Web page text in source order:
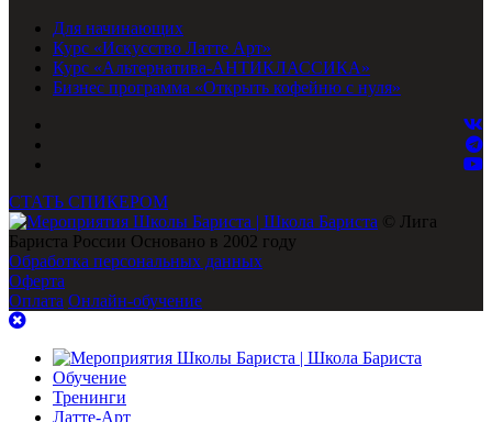
Для начинающих
Курс «Искусство Латте Арт»
Курс «Альтернатива-АНТИКЛАССИКА»
Бизнес программа «Открыть кофейню с нуля»
СТАТЬ СПИКЕРОМ
© Лига
Бариста России Основано в 2002 году
Обработка персональных данных
Оферта
Оплата Онлайн-обучение
Обучение
Тренинги
Латте-Арт